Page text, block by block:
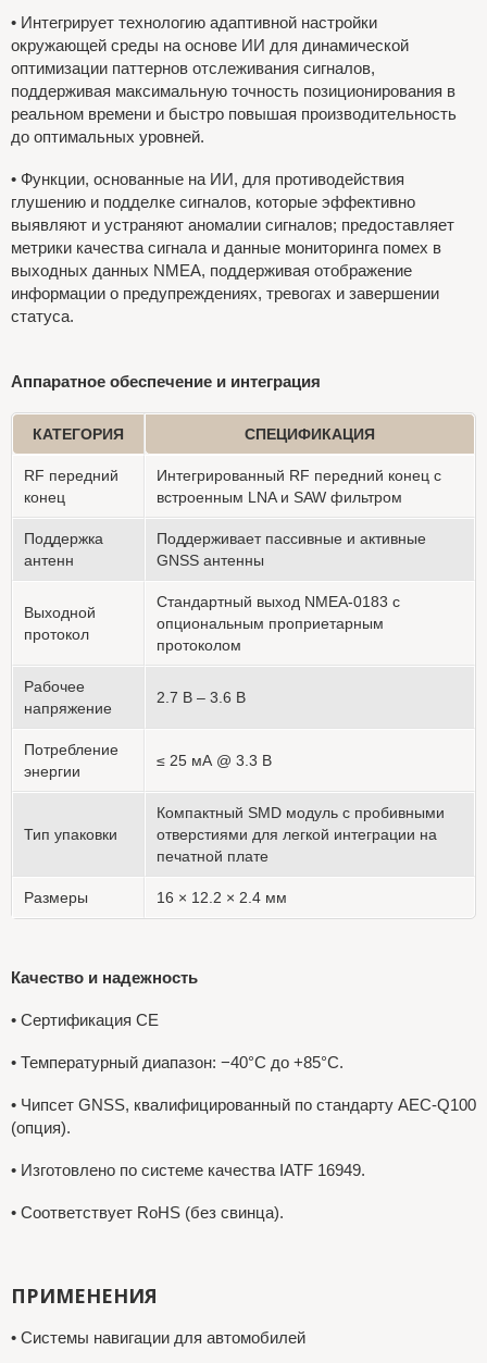
• Интегрирует технологию адаптивной настройки
окружающей среды на основе ИИ для динамической
оптимизации паттернов отслеживания сигналов,
поддерживая максимальную точность позиционирования в
реальном времени и быстро повышая производительность
до оптимальных уровней.
• Функции, основанные на ИИ, для противодействия
глушению и подделке сигналов, которые эффективно
выявляют и устраняют аномалии сигналов; предоставляет
метрики качества сигнала и данные мониторинга помех в
выходных данных NMEA, поддерживая отображение
информации о предупреждениях, тревогах и завершении
статуса.
Аппаратное обеспечение и интеграция
КАТЕГОРИЯ СПЕЦИФИКАЦИЯ
RF передний
конец
Интегрированный RF передний конец с
встроенным LNA и SAW фильтром
Поддержка
антенн
Поддерживает пассивные и активные
GNSS антенны
Выходной
протокол
Стандартный выход NMEA-0183 с
опциональным проприетарным
протоколом
Рабочее
напряжение
2.7 В – 3.6 В
Потребление
энергии
≤ 25 мА @ 3.3 В
Тип упаковки
Компактный SMD модуль с пробивными
отверстиями для легкой интеграции на
печатной плате
Размеры 16 × 12.2 × 2.4 мм
Качество и надежность
• Сертификация CE
• Температурный диапазон: −40°C до +85°C.
• Чипсет GNSS, квалифицированный по стандарту AEC-Q100
(опция).
• Изготовлено по системе качества IATF 16949.
• Соответствует RoHS (без свинца).
ПРИМЕНЕНИЯ
• Системы навигации для автомобилей